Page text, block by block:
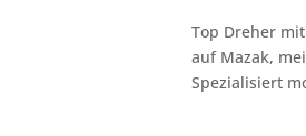
Top Dreher
auf Mazak,
Spezialisiert